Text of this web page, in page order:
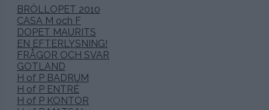
BRÖLLOPET 2010
CASA M och F
DOPET MAURITS
EN EFTERLYSNING!
FRÅGOR OCH SVAR
GOTLAND
H of P BADRUM
H of P ENTRÉ
H of P KONTOR